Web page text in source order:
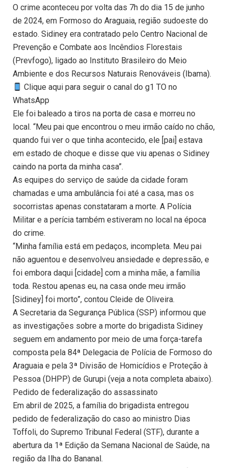
O crime aconteceu por volta das 7h do dia 15 de junho
de 2024, em Formoso do Araguaia, região sudoeste do
estado. Sidiney era contratado pelo Centro Nacional de
Prevenção e Combate aos Incêndios Florestais
(Prevfogo), ligado ao Instituto Brasileiro do Meio
Ambiente e dos Recursos Naturais Renováveis (Ibama).
Clique aqui para seguir o canal do g1 TO no
WhatsApp
Ele foi baleado a tiros na porta de casa e morreu no
local. “Meu pai que encontrou o meu irmão caído no chão,
quando fui ver o que tinha acontecido, ele [pai] estava
em estado de choque e disse que viu apenas o Sidiney
caindo na porta da minha casa”.
As equipes do serviço de saúde da cidade foram
chamadas e uma ambulância foi até a casa, mas os
socorristas apenas constataram a morte. A Polícia
Militar e a perícia também estiveram no local na época
do crime.
“Minha família está em pedaços, incompleta. Meu pai
não aguentou e desenvolveu ansiedade e depressão, e
foi embora daqui [cidade] com a minha mãe, a família
toda. Restou apenas eu, na casa onde meu irmão
[Sidiney] foi morto”, contou Cleide de Oliveira.
A Secretaria da Segurança Pública (SSP) informou que
as investigações sobre a morte do brigadista Sidiney
seguem em andamento por meio de uma força-tarefa
composta pela 84ª Delegacia de Polícia de Formoso do
Araguaia e pela 3ª Divisão de Homicídios e Proteção à
Pessoa (DHPP) de Gurupi (veja a nota completa abaixo).
Pedido de federalização do assassinato
Em abril de 2025, a família do brigadista entregou
pedido de federalização do caso ao ministro Dias
Toffoli, do Supremo Tribunal Federal (STF), durante a
abertura da 1ª Edição da Semana Nacional de Saúde, na
região da Ilha do Bananal.